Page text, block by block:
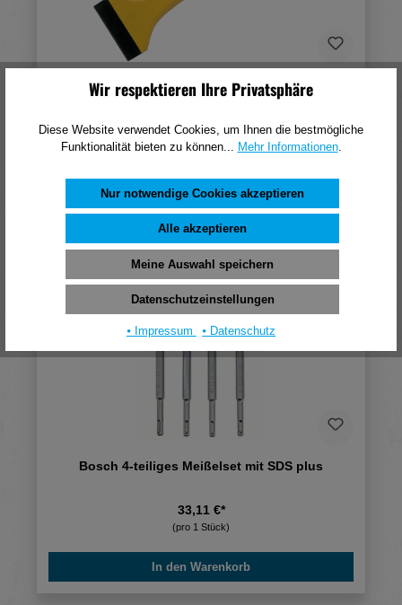
Stanley Fliesenmeissel FatMax m. Handschutz
75mm
13,30 €*
In den Warenkorb
Bosch 4-teiliges Meißelset mit SDS plus
33,11 €*
(pro 1 Stück)
In den Warenkorb
Wir respektieren Ihre Privatsphäre
Diese Website verwendet Cookies, um Ihnen die bestmögliche
Funktionalität bieten zu können... Mehr Informationen.
Nur notwendige Cookies akzeptieren
Alle akzeptieren
Meine Auswahl speichern
Datenschutzeinstellungen
⦁ Impressum ⦁ Datenschutz